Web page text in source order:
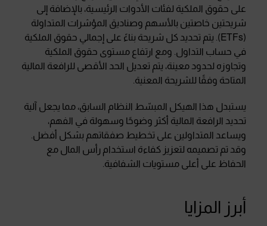
على حقوق الملكية لفئات الأدوات الرئيسية، بالإضافة إلى
شريحتين خاصتين بالأسهم وصناديق المؤشرات المتداولة
(ETFs). يتم تحديد كل شريحة بناءً على إجمالي حقوق الملكية
في حساب التداول. ومع ارتفاع مستوى حقوق الملكية
وتجاوزه لحدود معينة، يتم تعديل الحد الأقصى للرافعة المالية
المتاحة وفقًا للشريحة المعنية.
يستبدل هذا الهيكل المبسّط النظام السابق، مما يجعل آلية
تحديد الرافعة المالية أكثر وضوحًا وسهولة في الفهم،
ويساعد المتداولين على تخطيط صفقاتهم بشكل أفضل.
وقد تم تصميمه لتعزيز كفاءة استخدام رأس المال مع
الحفاظ على أعلى مستويات الشفافية.
أبرز المزايا